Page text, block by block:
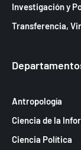
Investigación y
Transferencia,
Antropología
Ciencia de la
Ciencia Política